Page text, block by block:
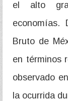
el alto
economías.
Bruto de
en términos
observado
la ocurrida